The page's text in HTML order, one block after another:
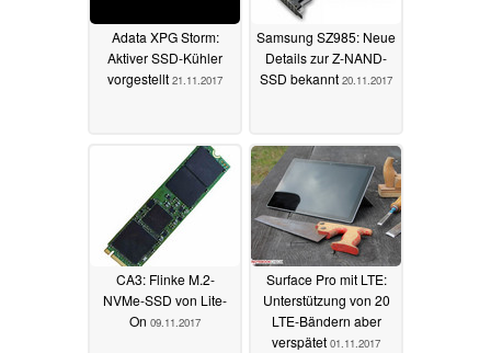
Adata XPG Storm:
Aktiver SSD-Kühler
vorgestellt 21.11.2017
Samsung SZ985: Neue
Details zur Z-NAND-
SSD bekannt 20.11.2017
CA3: Flinke M.2-
NVMe-SSD von Lite-
On 09.11.2017
Surface Pro mit LTE:
Unterstützung von 20
LTE-Bändern aber
verspätet 01.11.2017